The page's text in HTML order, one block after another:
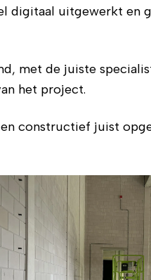
digitaal uitgewerkt en
met de juiste
het project.
constructief juist